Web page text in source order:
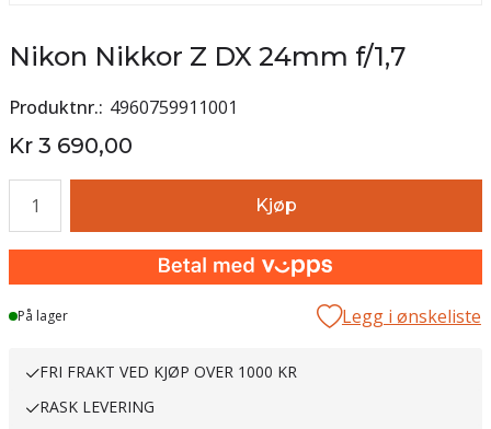
Nikon Nikkor Z DX 24mm f/1,7
Produktnr. 4960759911001
Kr 3 690,00
Kjøp
På lager Legg i ønskeliste
FRI FRAKT VED KJØP OVER 1000 KR
RASK LEVERING